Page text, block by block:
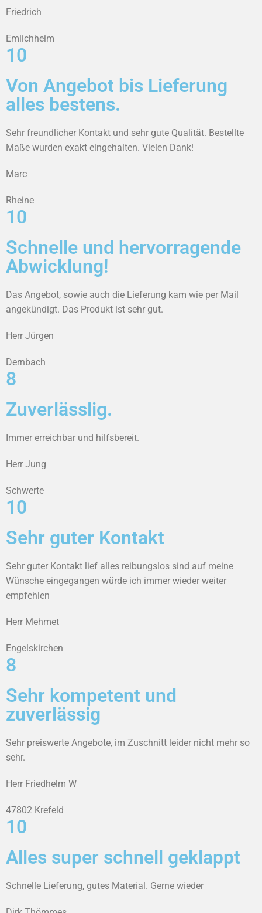
Friedrich
Emlichheim
10
Von Angebot bis Lieferung
alles bestens.
Sehr freundlicher Kontakt und sehr gute Qualität. Bestellte
Maße wurden exakt eingehalten. Vielen Dank!
Marc
Rheine
10
Schnelle und hervorragende
Abwicklung!
Das Angebot, sowie auch die Lieferung kam wie per Mail
angekündigt. Das Produkt ist sehr gut.
Herr Jürgen
Dernbach
8
Zuverlässlig.
Immer erreichbar und hilfsbereit.
Herr Jung
Schwerte
10
Sehr guter Kontakt
Sehr guter Kontakt lief alles reibungslos sind auf meine
Wünsche eingegangen würde ich immer wieder weiter
empfehlen
Herr Mehmet
Engelskirchen
8
Sehr kompetent und
zuverlässig
Sehr preiswerte Angebote, im Zuschnitt leider nicht mehr so
sehr.
Herr Friedhelm W
47802 Krefeld
10
Alles super schnell geklappt
Schnelle Lieferung, gutes Material. Gerne wieder